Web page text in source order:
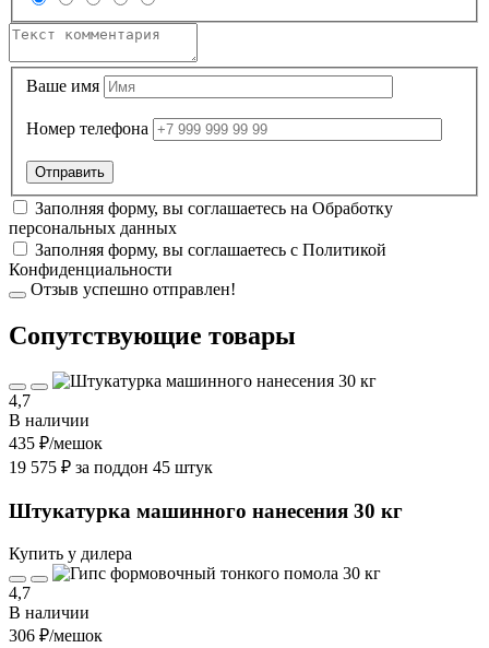
Ваше имя
Номер телефона
Заполняя форму, вы соглашаетесь на Обработку
персональных данных
Заполняя форму, вы соглашаетесь с Политикой
Конфиденциальности
Отзыв успешно отправлен!
Cопутствующие товары
4,7
В наличии
435 ₽/мешок
19 575 ₽ за поддон 45 штук
Штукатурка машинного нанесения 30 кг
Купить у дилера
4,7
В наличии
306 ₽/мешок